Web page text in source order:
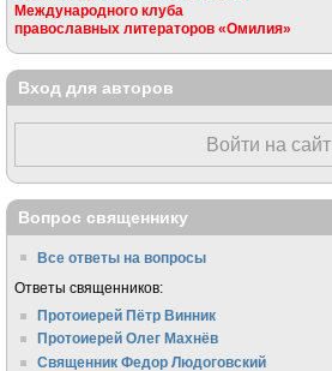
Международного клуба
православных литераторов «Омилия»
Вход для авторов
Войти на сайт
Вопрос священнику
Все ответы на вопросы
Ответы священников:
Протоиерей Пётр Винник
Протоиерей Олег Махнёв
Священник Федор Людоговский